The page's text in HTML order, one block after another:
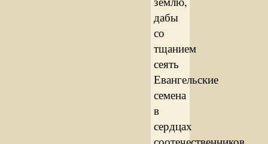
дабы
со
тщанием
сеять
Евангельские
семена
в
сердцах